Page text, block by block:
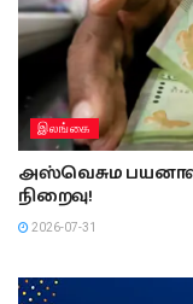
இலங்கை
அஸ்வெசும
நிறைவு!
2026-07-31